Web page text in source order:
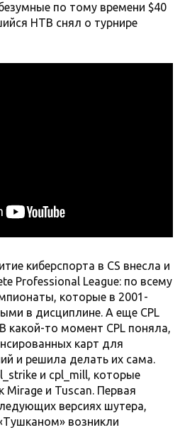
по тому времени $40
НТВ снял о турнире
киберспорта в CS внесла и
Professional League: по всему
которые в 2001-
в дисциплине. А еще CPL
какой-то момент CPL поняла,
карт для
и решила делать их сама.
и cpl_mill, которые
Mirage и Tuscan. Первая
версиях шутера,
возникли